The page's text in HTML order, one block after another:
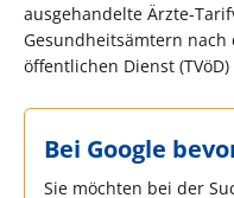
ausgehandelte Ärzte-
Gesundheitsämtern
öffentlichen Dienst
Bei Google
Sie möchten bei der